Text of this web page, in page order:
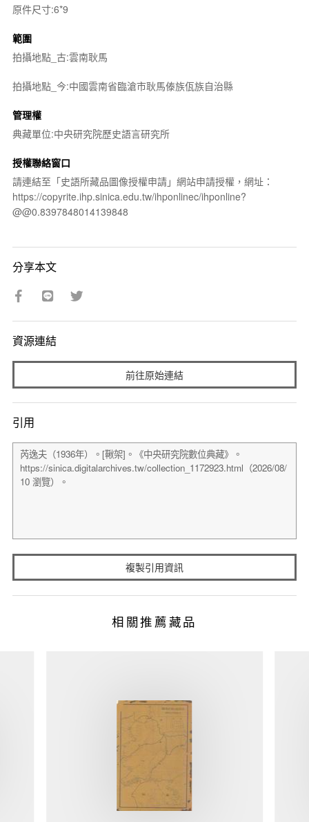
原件尺寸:6*9
範圍
拍攝地點_古:雲南耿馬
拍攝地點_今:中國雲南省臨滄市耿馬傣族佤族自治縣
管理權
典藏單位:中央研究院歷史語言研究所
授權聯絡窗口
請連結至「史語所藏品圖像授權申請」網站申請授權，網址：
https://copyrite.ihp.sinica.edu.tw/ihponlinec/ihponline?
@@0.8397848014139848
分享本文
資源連結
前往原始連結
引用
複製引用資訊
相關推薦藏品